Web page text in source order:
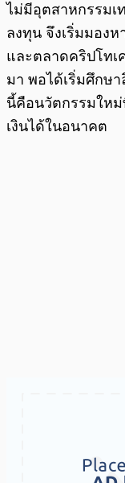
ไม่มีอุตสาหกรรมเ
ลงทุน จึงเริ่มมอง
และตลาดคริปโทเ
มา พอได้เริ่มศึกษ
นี้คือนวัตกรรมให
เงินได้ในอนาคต